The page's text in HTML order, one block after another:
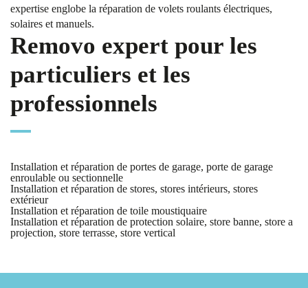
expertise englobe la réparation de volets roulants électriques,
solaires et manuels.
Removo expert pour les
particuliers et les
professionnels
Installation et réparation de portes de garage, porte de garage
enroulable ou sectionnelle
Installation et réparation de stores, stores intérieurs, stores
extérieur
Installation et réparation de toile moustiquaire
Installation et réparation de protection solaire, store banne, store a
projection, store terrasse, store vertical